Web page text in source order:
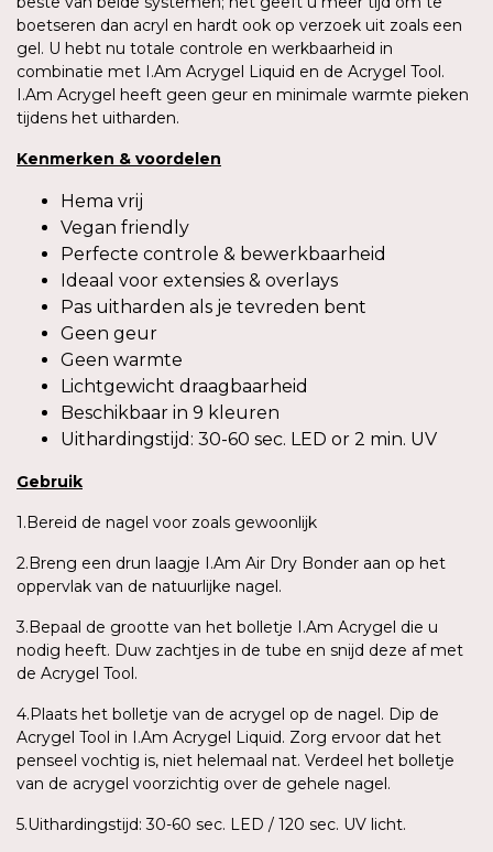
boetseren dan acryl en hardt ook op verzoek uit zoals een
gel. U hebt nu totale controle en werkbaarheid in
combinatie met I.Am Acrygel Liquid en de Acrygel Tool.
I.Am Acrygel heeft geen geur en minimale warmte pieken
tijdens het uitharden.
Kenmerken & voordelen
Hema vrij
Vegan friendly
Perfecte controle & bewerkbaarheid
Ideaal voor extensies & overlays
Pas uitharden als je tevreden bent
Geen geur
Geen warmte
Lichtgewicht draagbaarheid
Beschikbaar in 9 kleuren
Uithardingstijd: 30-60 sec. LED or 2 min. UV
Gebruik
1.Bereid de nagel voor zoals gewoonlijk
2.Breng een drun laagje I.Am Air Dry Bonder aan op het
oppervlak van de natuurlijke nagel.
3.Bepaal de grootte van het bolletje I.Am Acrygel die u
nodig heeft. Duw zachtjes in de tube en snijd deze af met
de Acrygel Tool.
4.Plaats het bolletje van de acrygel op de nagel. Dip de
Acrygel Tool in I.Am Acrygel Liquid. Zorg ervoor dat het
penseel vochtig is, niet helemaal nat. Verdeel het bolletje
van de acrygel voorzichtig over de gehele nagel.
5.Uithardingstijd: 30-60 sec. LED / 120 sec. UV licht.